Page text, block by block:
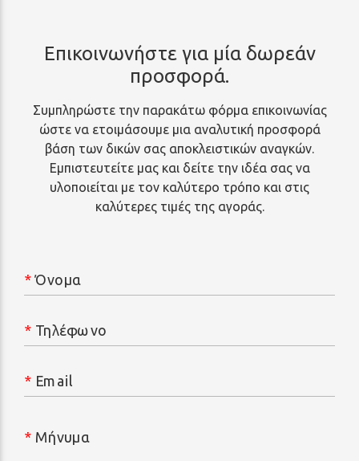
Επικοινωνήστε για μία δωρεάν
προσφορά.
Συμπληρώστε την παρακάτω φόρμα επικοινωνίας
ώστε να ετοιμάσουμε μια αναλυτική προσφορά
βάση των δικών σας αποκλειστικών αναγκών.
Εμπιστευτείτε μας και δείτε την ιδέα σας να
υλοποιείται με τον καλύτερο τρόπο και στις
καλύτερες τιμές της αγοράς.
* Όνομα
* Τηλέφωνο
* Email
* Μήνυμα